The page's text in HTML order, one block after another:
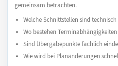
gemeinsam betrachten.
Welche Schnittstellen sind
Wo bestehen
Sind Übergabepunkte fachlich
Wie wird bei Planänderungen